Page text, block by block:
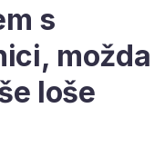
s
možda
loše